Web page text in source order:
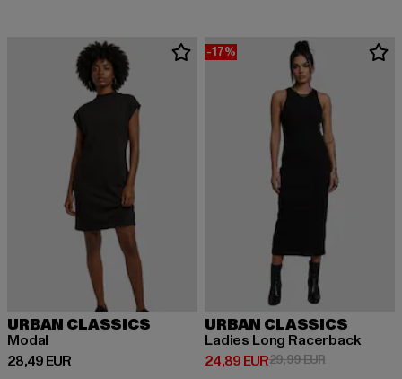
URBAN CLASSICS
Modal
28,49 EUR
Derzeitiger Preis: 28,49 EUR
-17%
URBAN CLASSICS
Ladies Long Racerback
24,89 EUR
Derzeitiger Preis: 24,89 EUR
29,99 EURAktionspreis: